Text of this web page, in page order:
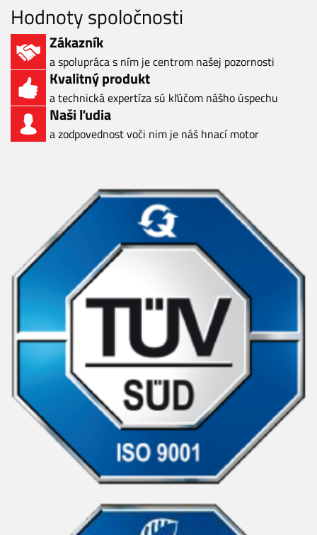
Hodnoty spoločnosti
Zákazník
a spolupráca s ním je centrom našej pozornosti
Kvalitný produkt
a technická expertíza sú kľúčom nášho úspechu
Naši ľudia
a zodpovednost voči nim je náš hnací motor